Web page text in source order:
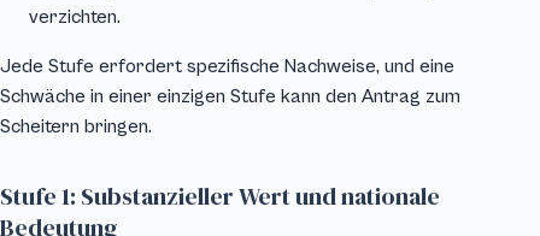
verzichten.
Jede Stufe erfordert spezifische Nachweise, und eine
Schwäche in einer einzigen Stufe kann den Antrag zum
Scheitern bringen.
Stufe 1: Substanzieller Wert und nationale
Bedeutung